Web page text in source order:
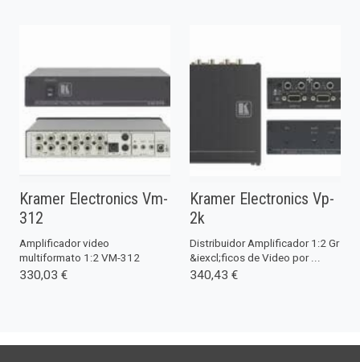
Kramer Electronics Vm-
312
Amplificador video
multiformato 1:2 VM-312
330,03 €
Kramer Electronics Vp-
2k
Distribuidor Amplificador 1:2 Gr
&iexcl;ficos de Video por ...
340,43 €